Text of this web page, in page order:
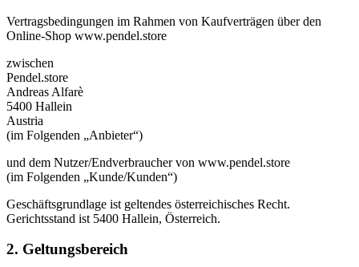
Vertragsbedingungen im Rahmen von Kaufverträgen über den
Online-Shop www.pendel.store
zwischen
Pendel.store
Andreas Alfarè
5400 Hallein
Austria
(im Folgenden „Anbieter“)
und dem Nutzer/Endverbraucher von www.pendel.store
(im Folgenden „Kunde/Kunden“)
Geschäftsgrundlage ist geltendes österreichisches Recht.
Gerichtsstand ist 5400 Hallein, Österreich.
2. Geltungsbereich